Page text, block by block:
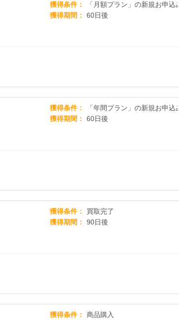
獲得条件
「月額プラン」の新規お申込み
獲得期間
60日後
獲得条件
「年間プラン」の新規お申込み
獲得期間
60日後
獲得条件
買取完了
獲得期間
90日後
獲得条件
商品購入